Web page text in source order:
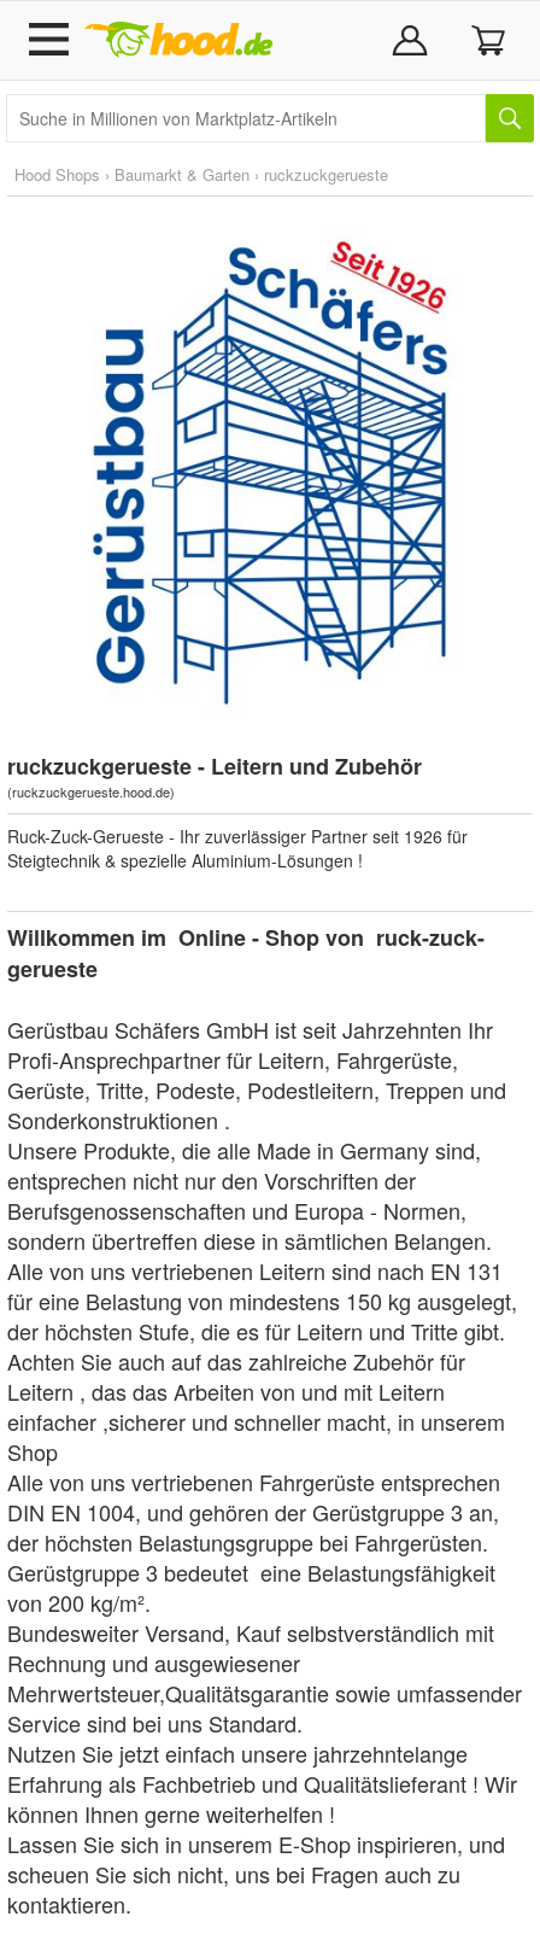
Hood Shops › Baumarkt & Garten › ruckzuckgerueste
ruckzuckgerueste - Leitern und Zubehör
(ruckzuckgerueste.hood.de)
Ruck-Zuck-Gerueste - Ihr zuverlässiger Partner seit 1926 für
Steigtechnik & spezielle Aluminium-Lösungen !
Willkommen im Online - Shop von ruck-zuck-
gerueste
Gerüstbau Schäfers GmbH ist seit Jahrzehnten Ihr
Profi-Ansprechpartner für Leitern, Fahrgerüste,
Gerüste, Tritte, Podeste, Podestleitern, Treppen und
Sonderkonstruktionen .
Unsere Produkte, die alle Made in Germany sind,
entsprechen nicht nur den Vorschriften der
Berufsgenossenschaften und Europa - Normen,
sondern übertreffen diese in sämtlichen Belangen.
Alle von uns vertriebenen Leitern sind nach EN 131
für eine Belastung von mindestens 150 kg ausgelegt,
der höchsten Stufe, die es für Leitern und Tritte gibt.
Achten Sie auch auf das zahlreiche Zubehör für
Leitern , das das Arbeiten von und mit Leitern
einfacher ,sicherer und schneller macht, in unserem
Shop
Alle von uns vertriebenen Fahrgerüste entsprechen
DIN EN 1004, und gehören der Gerüstgruppe 3 an,
der höchsten Belastungsgruppe bei Fahrgerüsten.
Gerüstgruppe 3 bedeutet eine Belastungsfähigkeit
von 200 kg/m².
Bundesweiter Versand, Kauf selbstverständlich mit
Rechnung und ausgewiesener
Mehrwertsteuer,Qualitätsgarantie sowie umfassender
Service sind bei uns Standard.
Nutzen Sie jetzt einfach unsere jahrzehntelange
Erfahrung als Fachbetrieb und Qualitätslieferant ! Wir
können Ihnen gerne weiterhelfen !
Lassen Sie sich in unserem E-Shop inspirieren, und
scheuen Sie sich nicht, uns bei Fragen auch zu
kontaktieren.